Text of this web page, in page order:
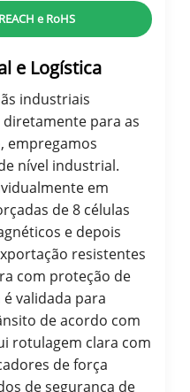
e RoHS
e Logística
industriais
para as
empregamos
nível industrial.
em
de 8 células
e depois
resistentes
com proteção de
validada para
de acordo com
rotulagem clara com
de força
de segurança de